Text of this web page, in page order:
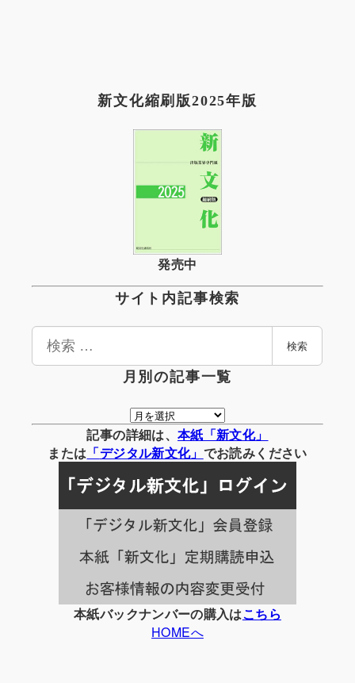
新文化縮刷版2025年版
発売中
サイト内記事検索
検
検索
月別の記事一覧
月
別
の
事
一
覧
記事の詳細は、 本紙「新文化」
または 「デジタル新文化」 でお読みください
本紙バックナンバーの購入はこちら
HOMEへ